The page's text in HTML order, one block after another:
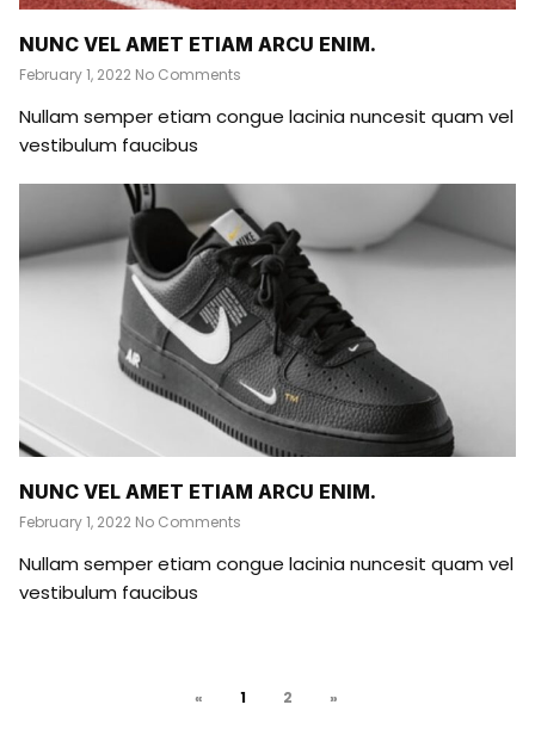
NUNC VEL AMET ETIAM ARCU ENIM.
February 1, 2022 No Comments
Nullam semper etiam congue lacinia nuncesit quam vel
vestibulum faucibus
NUNC VEL AMET ETIAM ARCU ENIM.
February 1, 2022 No Comments
Nullam semper etiam congue lacinia nuncesit quam vel
vestibulum faucibus
« 1 2 »